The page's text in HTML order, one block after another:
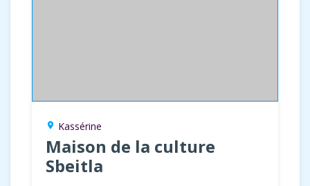
location_on Kassérine
Maison de la culture
Sbeitla